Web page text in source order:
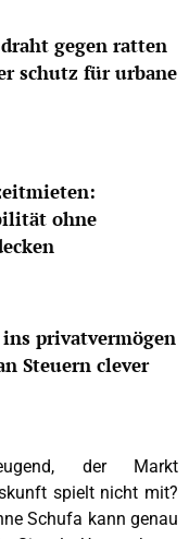
gegen ratten
schutz für urbane
ohne
privatvermögen
Steuern clever
der Markt
spielt nicht mit?
Schufa kann genau